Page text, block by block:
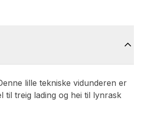
lille tekniske vidunderen er
til treig lading og hei til lynrask